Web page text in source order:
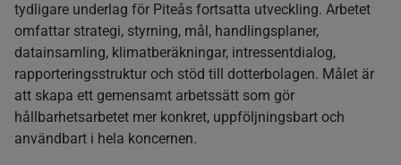
tydligare underlag för Piteås fortsatta utveckling. Arbetet
omfattar strategi, styrning, mål, handlingsplaner,
datainsamling, klimatberäkningar, intressentdialog,
rapporteringsstruktur och stöd till dotterbolagen. Målet är
att skapa ett gemensamt arbetssätt som gör
hållbarhetsarbetet mer konkret, uppföljningsbart och
användbart i hela koncernen.